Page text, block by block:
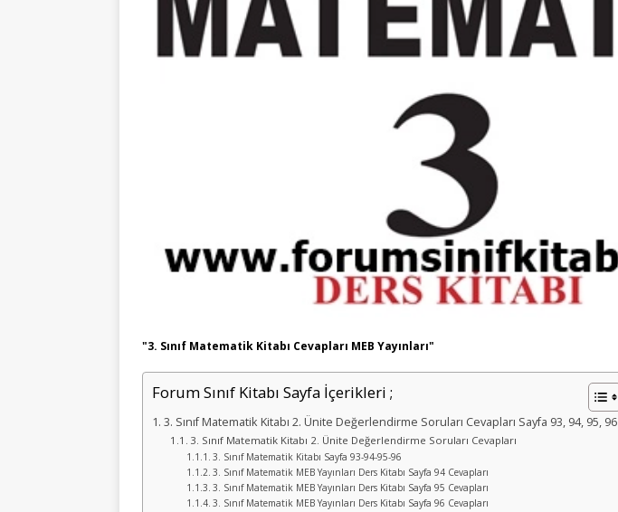
"3. Sınıf Matematik Kitabı Cevapları MEB Yayınları"
Forum Sınıf Kitabı Sayfa İçerikleri ;
3. Sınıf Matematik Kitabı 2. Ünite Değerlendirme Soruları Cevapları Sayfa 93, 94, 95, 96
3. Sınıf Matematik Kitabı 2. Ünite Değerlendirme Soruları Cevapları
3. Sınıf Matematik Kitabı Sayfa 93-94-95-96
3. Sınıf Matematik MEB Yayınları Ders Kitabı Sayfa 94 Cevapları
3. Sınıf Matematik MEB Yayınları Ders Kitabı Sayfa 95 Cevapları
3. Sınıf Matematik MEB Yayınları Ders Kitabı Sayfa 96 Cevapları